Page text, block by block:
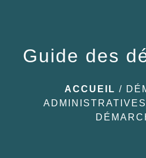
Guide des
ACCUEIL /
ADMINISTRATIVES